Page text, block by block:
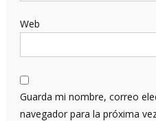
Web
Guarda mi nombre, correo
navegador para la próxima